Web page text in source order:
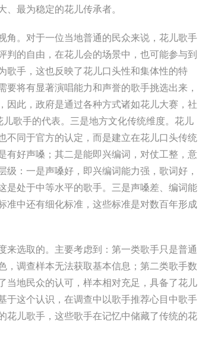
最为稳定的花儿传承者。
。对于一位当地普通的民众来说，花儿歌手
的自由，在花儿会的场景中，也可能参与到
歌手，这也反映了花儿口头性和集体性的特
将有显著演唱能力和声誉的歌手挑选出来，
因此，政府是通过各种方式诸如花儿大赛，社
歌手的代表。三是地方文化传统维度。花儿
不同于官方的认定，而是建立在花儿口头传统
有好声嗓；其二是能即兴编词，对仗工整，意
：一是声嗓好，即兴编词能力强，歌词好，
是处于中等水平的歌手。三是声嗓差、编词能
准中还有细化标准，这些标准是对数百年形成
选取的。主要考虑到：第一类歌手只是普通
，调查样本无法获取基本信息；第二类歌手数
当地民众的认可，样本相对充足，具备了花儿
于这个认识，在调查中以歌手推荐心目中歌手
花儿歌手，这些歌手在记忆中储藏了传统的花